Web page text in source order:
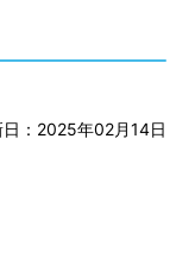
：2025年02月14日